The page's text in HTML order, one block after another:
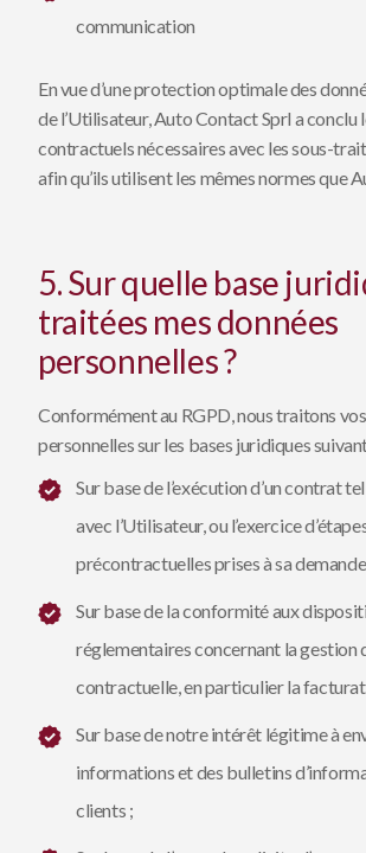
communication
En vue d’une protection optimale des
de l’Utilisateur, Auto Contact Sprl a conclu
contractuels nécessaires avec les sous-
afin qu’ils utilisent les mêmes normes que
5. Sur quelle base
traitées mes données
personnelles ?
Conformément au RGPD, nous traitons
personnelles sur les bases juridiques
Sur base de l’exécution d’un contrat
avec l’Utilisateur, ou l’exercice
précontractuelles prises à sa
Sur base de la conformité aux
réglementaires concernant la gestion
contractuelle, en particulier la
Sur base de notre intérêt légitime à
informations et des bulletins
clients ;